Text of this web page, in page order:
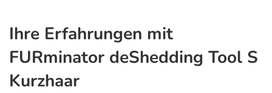
Ihre Erfahrungen mit
FURminator deShedding Tool S
Kurzhaar